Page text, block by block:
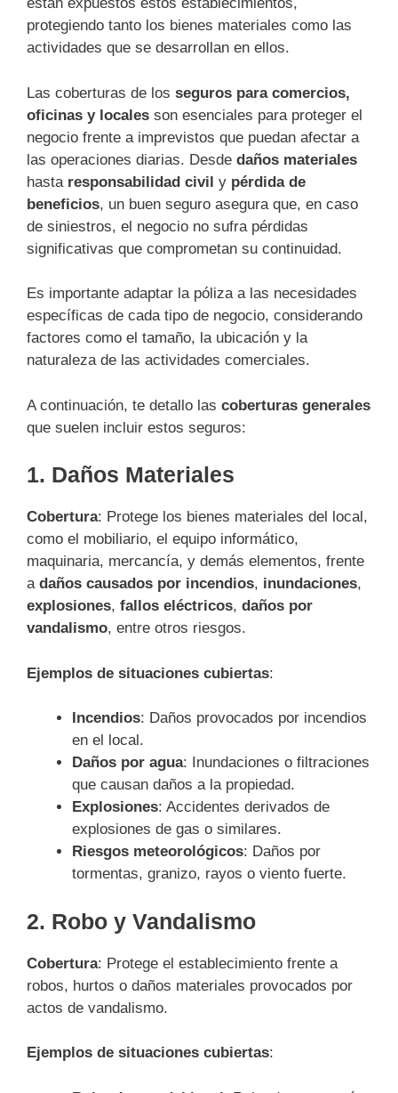
protegiendo tanto los bienes materiales como las
actividades que se desarrollan en ellos.
Las coberturas de los seguros para comercios,
oficinas y locales son esenciales para proteger el
negocio frente a imprevistos que puedan afectar a
las operaciones diarias. Desde daños materiales
hasta responsabilidad civil y pérdida de
beneficios, un buen seguro asegura que, en caso
de siniestros, el negocio no sufra pérdidas
significativas que comprometan su continuidad.
Es importante adaptar la póliza a las necesidades
específicas de cada tipo de negocio, considerando
factores como el tamaño, la ubicación y la
naturaleza de las actividades comerciales.
A continuación, te detallo las coberturas generales
que suelen incluir estos seguros:
1. Daños Materiales
Cobertura: Protege los bienes materiales del local,
como el mobiliario, el equipo informático,
maquinaria, mercancía, y demás elementos, frente
a daños causados por incendios, inundaciones,
explosiones, fallos eléctricos, daños por
vandalismo, entre otros riesgos.
Ejemplos de situaciones cubiertas:
Incendios: Daños provocados por incendios
en el local.
Daños por agua: Inundaciones o filtraciones
que causan daños a la propiedad.
Explosiones: Accidentes derivados de
explosiones de gas o similares.
Riesgos meteorológicos: Daños por
tormentas, granizo, rayos o viento fuerte.
2. Robo y Vandalismo
Cobertura: Protege el establecimiento frente a
robos, hurtos o daños materiales provocados por
actos de vandalismo.
Ejemplos de situaciones cubiertas: